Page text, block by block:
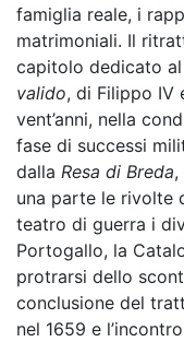
famiglia reale, i
matrimoniali. Il
capitolo dedicato
valido, di Filippo IV
vent’anni, nella
fase di successi
dalla Resa di Breda,
una parte le rivolte
teatro di guerra i
Portogallo, la
protrarsi dello
conclusione del
nel 1659 e